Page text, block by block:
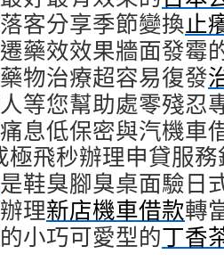
客分享季節變換止
藥效效果牆面發霉
物治療超容易復發
等您幫助處零殘忍
息低保密與汽機車
極飛秒辦理申貸服
是鞋臭腳臭桌面驗日
理新店機車借款轉
小巧可愛型的丁香